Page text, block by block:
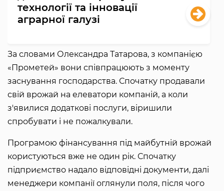
технології та інновації
аграрної галузі
За словами Олександра Татарова, з компанією
«Прометей» вони співпрацюють з моменту
заснування господарства. Спочатку продавали
свій врожай на елеватори компаній, а коли
з'явилися додаткові послуги, віришили
спробувати і не пожалкували.
Програмою фінансування під майбутній врожай
користуються вже не один рік. Спочатку
підприємство надало відповідні документи, далі
менеджери компанії оглянули поля, після чого